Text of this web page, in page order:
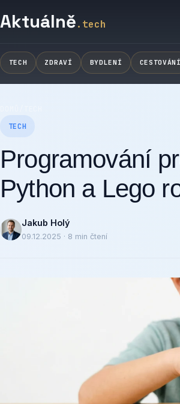
Aktuálně.tech
TECH ZDRAVÍ BYDLENÍ CESTOVÁNÍ
TECH
Programování
Python a Lego
Jakub Holý
09.12.2025 · 8 min čtení